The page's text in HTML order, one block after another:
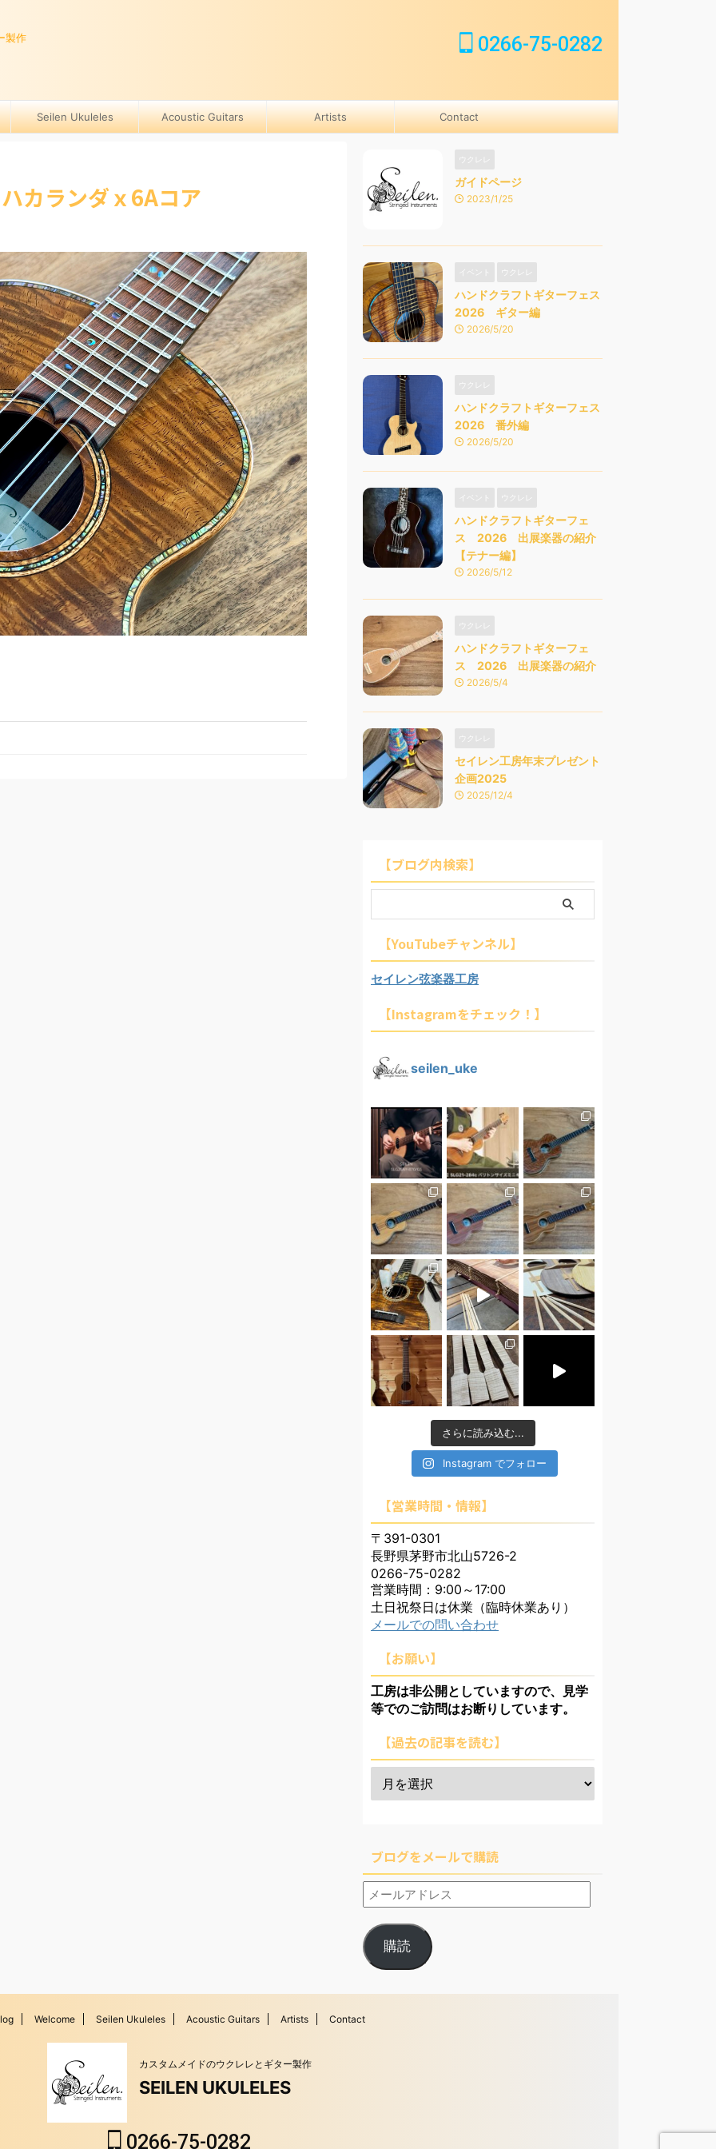
製作 0266-75-0282
Seilen Ukuleles Acoustic Guitars Artists Contact
カランダｘ6Aコア ガイドページ
2023/1/25
ハンドクラフトギターフェス
2026 ギター編
2026/5/20
ハンドクラフトギターフェス
2026 番外編
2026/5/20
ハンドクラフトギターフェ
ス 2026 出展楽器の紹介
【テナー編】
2026/5/12
ハンドクラフトギターフェ
ス 2026 出展楽器の紹介
2026/5/4
セイレン工房年末プレゼント
企画2025
2025/12/4
【ブログ内検索】
【YouTubeチャンネル】
セイレン弦楽器工房
【Instagramをチェック！】
seilen_uke
さらに読み込む...
Instagram でフォロー
【営業時間・情報】
〒391-0301
長野県茅野市北山5726-2
0266-75-0282
営業時間：9:00～17:00
土日祝祭日は休業（臨時休業あり）
メールでの問い合わせ
【お願い】
工房は非公開としていますので、見学
等でのご訪問はお断りしています。
【過去の記事を読む】
ブログをメールで購読
購読
Welcome Seilen Ukuleles Acoustic Guitars Artists Contact
カスタムメイドのウクレレとギター製作
SEILEN UKULELES
0266-75-0282